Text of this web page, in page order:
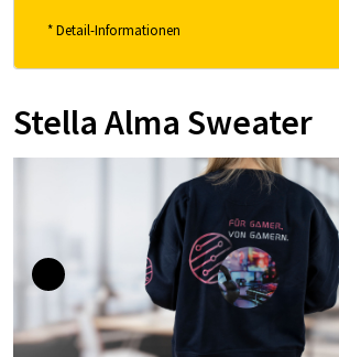
* Detail-Informationen
Stella Alma Sweater